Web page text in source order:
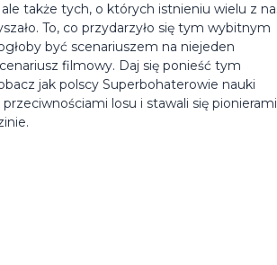
ale także tych, o których istnieniu wielu z
To, co przydarzyło się tym wybitnym
być scenariuszem na niejeden
filmowy. Daj się ponieść tym
jak polscy Superbohaterowie nauki
przeciwnościami losu i stawali się